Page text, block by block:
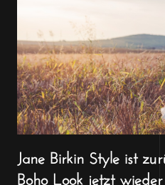
Jane Birkin Style ist
Boho Look jetzt